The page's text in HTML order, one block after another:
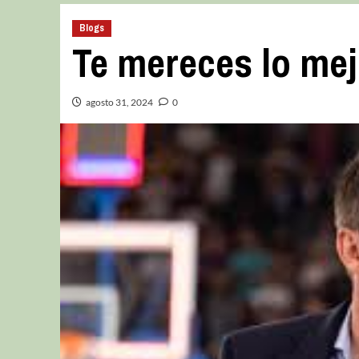
Blogs
Te mereces lo
agosto 31, 2024 0